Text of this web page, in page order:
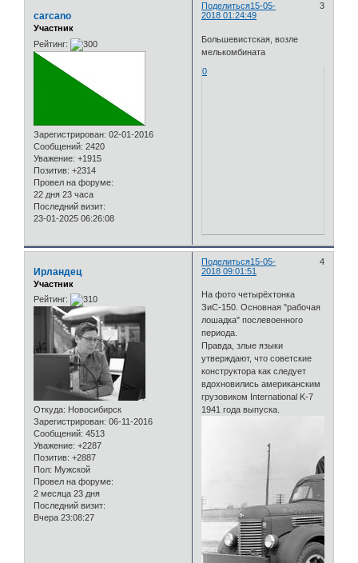
Поделиться 3
15-05-
2018 01:24:49
carcano
Участник
Рейтинг:
Зарегистрирован: 02-01-2016
Сообщений: 2420
Уважение: +1915
Позитив: +2314
Провел на форуме:
22 дня 23 часа
Последний визит:
23-01-2025 06:26:08
Большевистская, возле
мелькомбината
0
Поделиться 4
15-05-
2018 09:01:51
Ирландец
Участник
Рейтинг:
Откуда: Новосибирск
Зарегистрирован: 06-11-2016
Сообщений: 4513
Уважение: +2287
Позитив: +2887
Пол: Мужской
Провел на форуме:
2 месяца 23 дня
Последний визит:
Вчера 23:08:27
На фото четырёхтонка
ЗиС-150. Основная "рабочая
лошадка" послевоенного
периода.
Правда, злые языки
утверждают, что советские
конструктора как следует
вдохновились американским
грузовиком International K-7
1941 года выпуска.